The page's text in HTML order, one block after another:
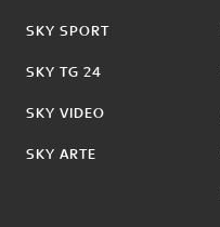
SKY SPORT
SKY TG 24
SKY VIDEO
SKY ARTE